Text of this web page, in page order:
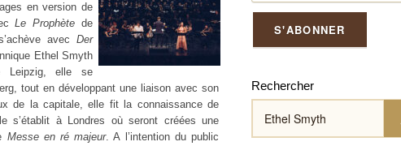
en version de
Le Prophète de
avec Der
Ethel Smyth
Leipzig, elle se
tout en développant une liaison avec son
de la capitale, elle fit la connaissance de
s’établit à Londres où seront créées une
Messe en ré majeur. A l’intention du public
Rechercher